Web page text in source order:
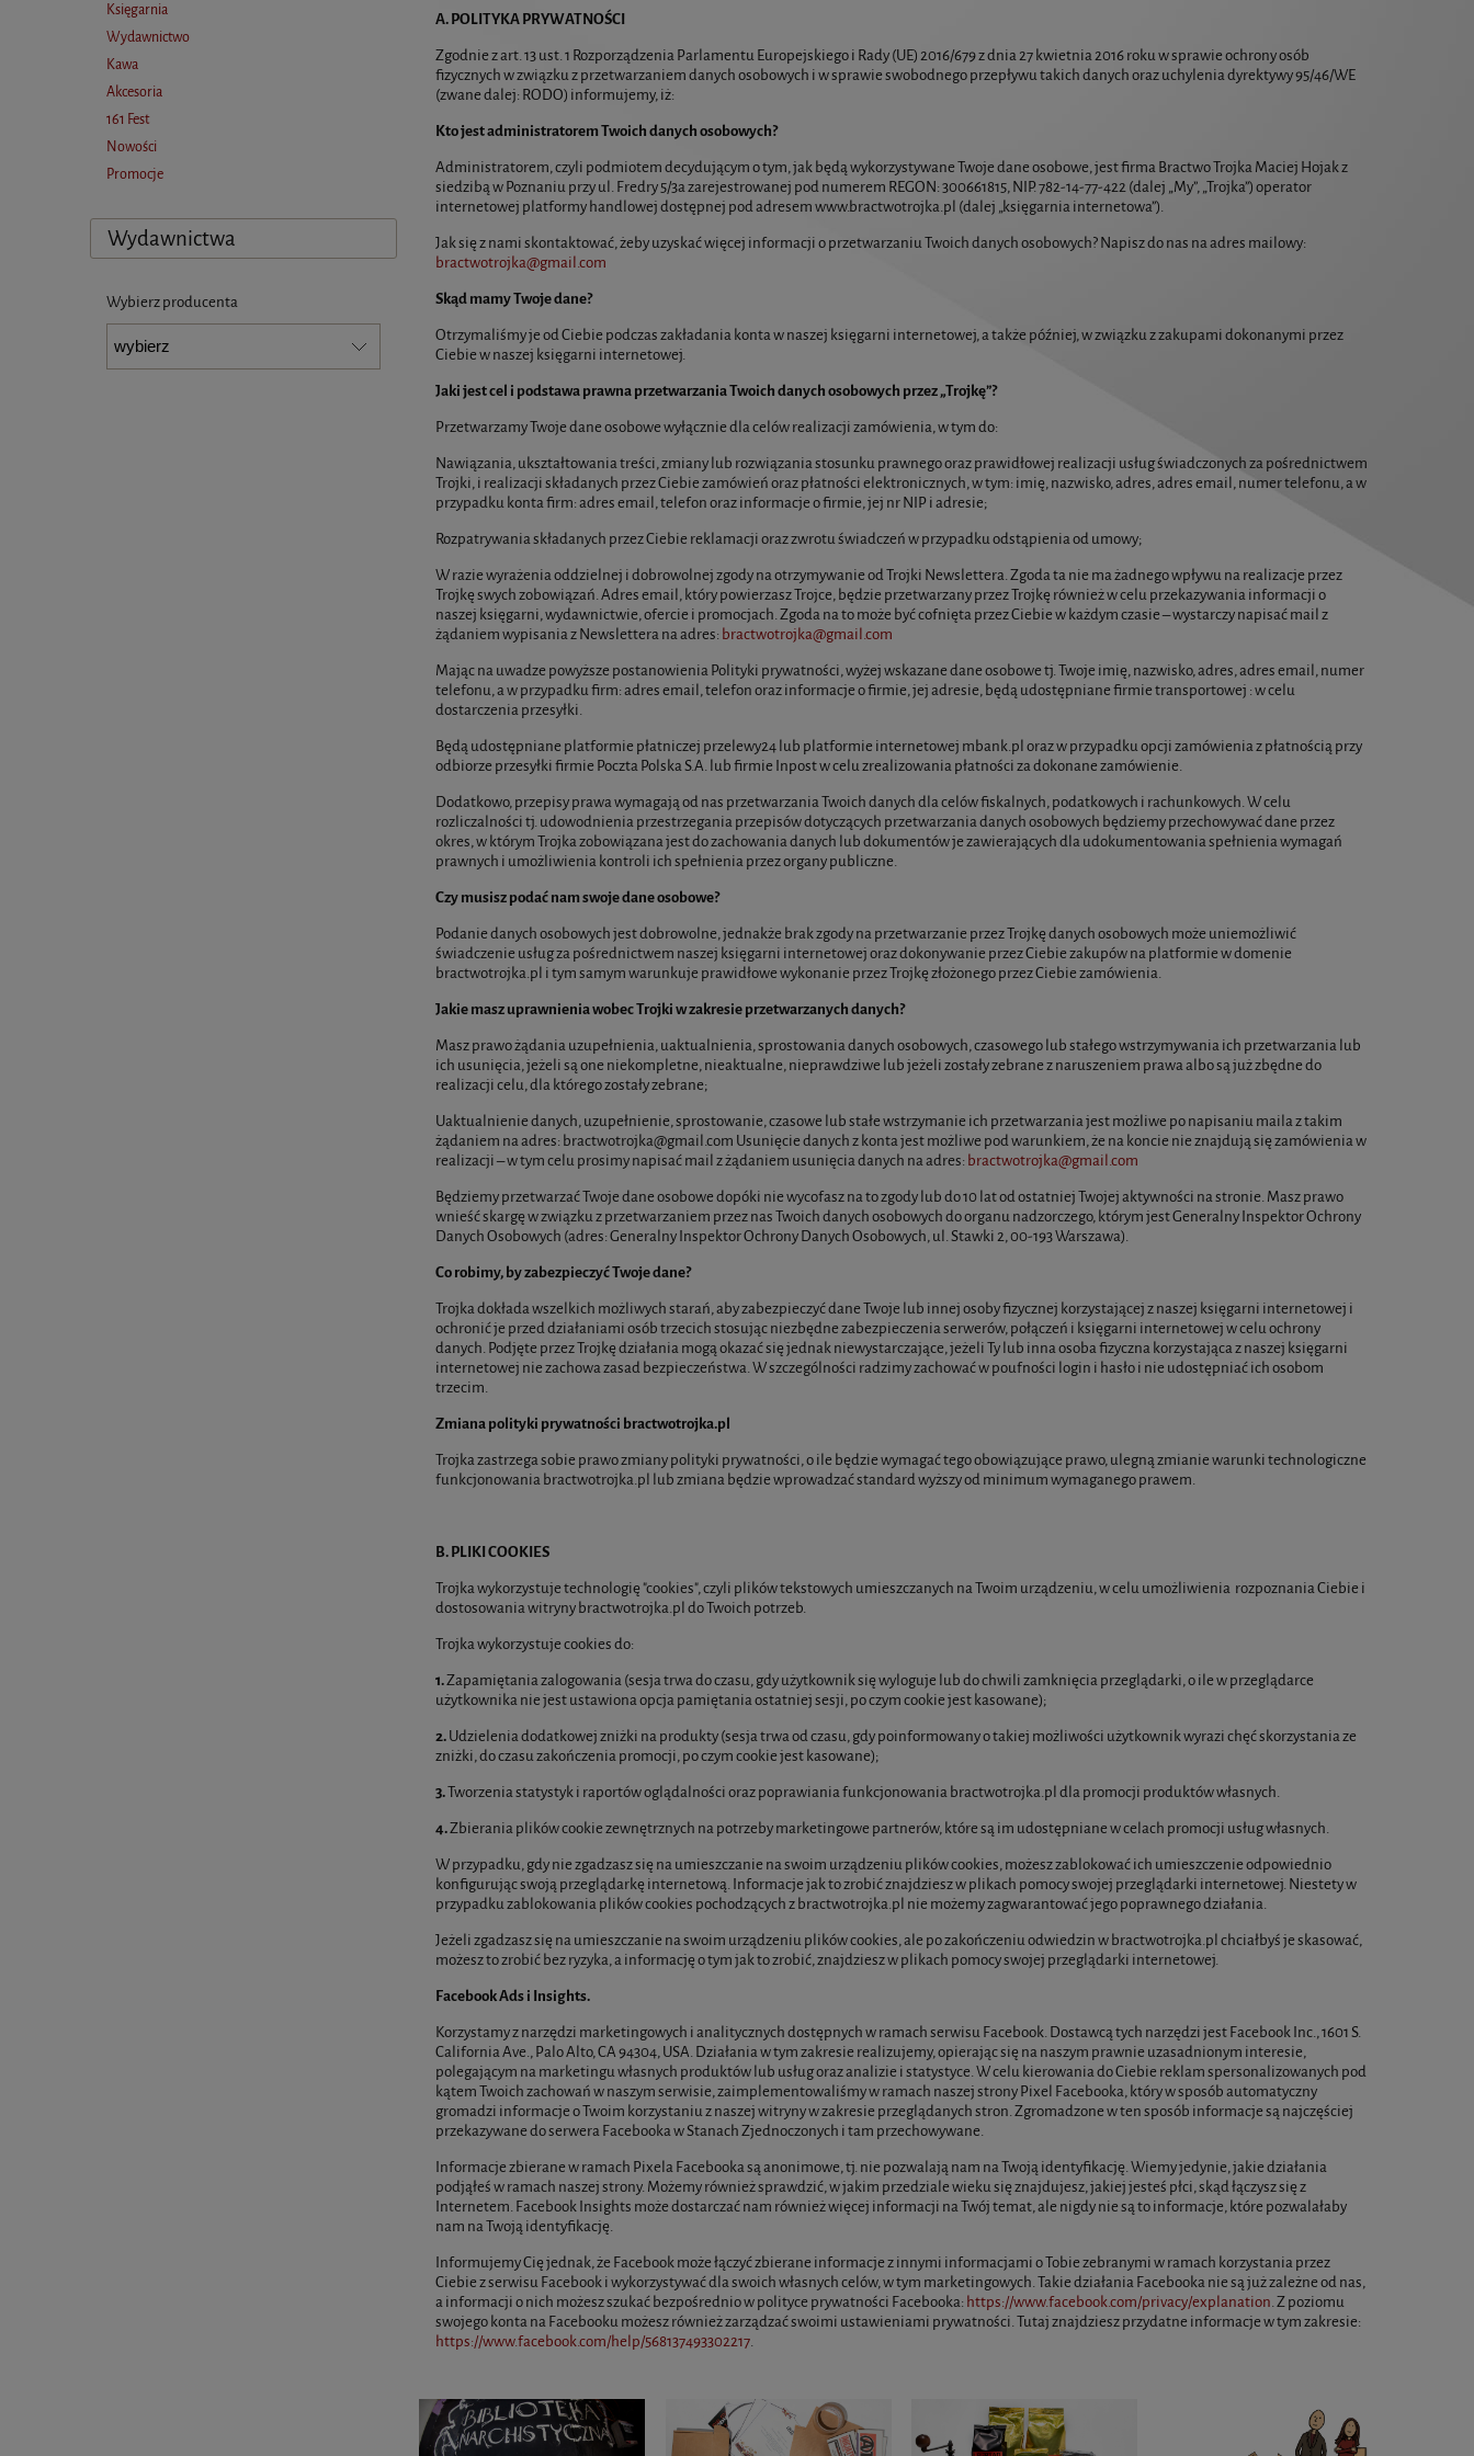
Księgarnia
Wydawnictwo
Kawa
Akcesoria
161 Fest
Nowości
Promocje
Wydawnictwa
Wybierz producenta
A. POLITYKA PRYWATNOŚCI
Zgodnie z art. 13 ust. 1 Rozporządzenia Parlamentu Europejskiego i Rady (UE) 2016/679 z dnia 27 kwietnia 2016 roku w sprawie ochrony osób
fizycznych w związku z przetwarzaniem danych osobowych i w sprawie swobodnego przepływu takich danych oraz uchylenia dyrektywy 95/46/WE
(zwane dalej: RODO) informujemy, iż:
Kto jest administratorem Twoich danych osobowych?
Administratorem, czyli podmiotem decydującym o tym, jak będą wykorzystywane Twoje dane osobowe, jest firma Bractwo Trojka Maciej Hojak z
siedzibą w Poznaniu przy ul. Fredry 5/3a zarejestrowanej pod numerem REGON: 300661815, NIP. 782-14-77-422 (dalej „My”, „Trojka”) operator
internetowej platformy handlowej dostępnej pod adresem www.bractwotrojka.pl (dalej „księgarnia internetowa”).
Jak się z nami skontaktować, żeby uzyskać więcej informacji o przetwarzaniu Twoich danych osobowych? Napisz do nas na adres mailowy:
bractwotrojka@gmail.com
Skąd mamy Twoje dane?
Otrzymaliśmy je od Ciebie podczas zakładania konta w naszej księgarni internetowej, a także później, w związku z zakupami dokonanymi przez
Ciebie w naszej księgarni internetowej.
Jaki jest cel i podstawa prawna przetwarzania Twoich danych osobowych przez „Trojkę”?
Przetwarzamy Twoje dane osobowe wyłącznie dla celów realizacji zamówienia, w tym do:
Nawiązania, ukształtowania treści, zmiany lub rozwiązania stosunku prawnego oraz prawidłowej realizacji usług świadczonych za pośrednictwem
Trojki, i realizacji składanych przez Ciebie zamówień oraz płatności elektronicznych, w tym: imię, nazwisko, adres, adres email, numer telefonu, a w
przypadku konta firm: adres email, telefon oraz informacje o firmie, jej nr NIP i adresie;
Rozpatrywania składanych przez Ciebie reklamacji oraz zwrotu świadczeń w przypadku odstąpienia od umowy;
W razie wyrażenia oddzielnej i dobrowolnej zgody na otrzymywanie od Trojki Newslettera. Zgoda ta nie ma żadnego wpływu na realizacje przez
Trojkę swych zobowiązań. Adres email, który powierzasz Trojce, będzie przetwarzany przez Trojkę również w celu przekazywania informacji o
naszej księgarni, wydawnictwie, ofercie i promocjach. Zgoda na to może być cofnięta przez Ciebie w każdym czasie – wystarczy napisać mail z
żądaniem wypisania z Newslettera na adres: bractwotrojka@gmail.com
Mając na uwadze powyższe postanowienia Polityki prywatności, wyżej wskazane dane osobowe tj. Twoje imię, nazwisko, adres, adres email, numer
telefonu, a w przypadku firm: adres email, telefon oraz informacje o firmie, jej adresie, będą udostępniane firmie transportowej : w celu
dostarczenia przesyłki.
Będą udostępniane platformie płatniczej przelewy24 lub platformie internetowej mbank.pl oraz w przypadku opcji zamówienia z płatnością przy
odbiorze przesyłki firmie Poczta Polska S.A. lub firmie Inpost w celu zrealizowania płatności za dokonane zamówienie.
Dodatkowo, przepisy prawa wymagają od nas przetwarzania Twoich danych dla celów fiskalnych, podatkowych i rachunkowych. W celu
rozliczalności tj. udowodnienia przestrzegania przepisów dotyczących przetwarzania danych osobowych będziemy przechowywać dane przez
okres, w którym Trojka zobowiązana jest do zachowania danych lub dokumentów je zawierających dla udokumentowania spełnienia wymagań
prawnych i umożliwienia kontroli ich spełnienia przez organy publiczne.
Czy musisz podać nam swoje dane osobowe?
Podanie danych osobowych jest dobrowolne, jednakże brak zgody na przetwarzanie przez Trojkę danych osobowych może uniemożliwić
świadczenie usług za pośrednictwem naszej księgarni internetowej oraz dokonywanie przez Ciebie zakupów na platformie w domenie
bractwotrojka.pl i tym samym warunkuje prawidłowe wykonanie przez Trojkę złożonego przez Ciebie zamówienia.
Jakie masz uprawnienia wobec Trojki w zakresie przetwarzanych danych?
Masz prawo żądania uzupełnienia, uaktualnienia, sprostowania danych osobowych, czasowego lub stałego wstrzymywania ich przetwarzania lub
ich usunięcia, jeżeli są one niekompletne, nieaktualne, nieprawdziwe lub jeżeli zostały zebrane z naruszeniem prawa albo są już zbędne do
realizacji celu, dla którego zostały zebrane;
Uaktualnienie danych, uzupełnienie, sprostowanie, czasowe lub stałe wstrzymanie ich przetwarzania jest możliwe po napisaniu maila z takim
żądaniem na adres: bractwotrojka@gmail.com Usunięcie danych z konta jest możliwe pod warunkiem, że na koncie nie znajdują się zamówienia w
realizacji – w tym celu prosimy napisać mail z żądaniem usunięcia danych na adres: bractwotrojka@gmail.com
Będziemy przetwarzać Twoje dane osobowe dopóki nie wycofasz na to zgody lub do 10 lat od ostatniej Twojej aktywności na stronie. Masz prawo
wnieść skargę w związku z przetwarzaniem przez nas Twoich danych osobowych do organu nadzorczego, którym jest Generalny Inspektor Ochrony
Danych Osobowych (adres: Generalny Inspektor Ochrony Danych Osobowych, ul. Stawki 2, 00-193 Warszawa).
Co robimy, by zabezpieczyć Twoje dane?
Trojka dokłada wszelkich możliwych starań, aby zabezpieczyć dane Twoje lub innej osoby fizycznej korzystającej z naszej księgarni internetowej i
ochronić je przed działaniami osób trzecich stosując niezbędne zabezpieczenia serwerów, połączeń i księgarni internetowej w celu ochrony
danych. Podjęte przez Trojkę działania mogą okazać się jednak niewystarczające, jeżeli Ty lub inna osoba fizyczna korzystająca z naszej księgarni
internetowej nie zachowa zasad bezpieczeństwa. W szczególności radzimy zachować w poufności login i hasło i nie udostępniać ich osobom
trzecim.
Zmiana polityki prywatności bractwotrojka.pl
Trojka zastrzega sobie prawo zmiany polityki prywatności, o ile będzie wymagać tego obowiązujące prawo, ulegną zmianie warunki technologiczne
funkcjonowania bractwotrojka.pl lub zmiana będzie wprowadzać standard wyższy od minimum wymaganego prawem.
B. PLIKI COOKIES
Trojka wykorzystuje technologię "cookies", czyli plików tekstowych umieszczanych na Twoim urządzeniu, w celu umożliwienia rozpoznania Ciebie i
dostosowania witryny bractwotrojka.pl do Twoich potrzeb.
Trojka wykorzystuje cookies do:
1.Zapamiętania zalogowania (sesja trwa do czasu, gdy użytkownik się wyloguje lub do chwili zamknięcia przeglądarki, o ile w przeglądarce
użytkownika nie jest ustawiona opcja pamiętania ostatniej sesji, po czym cookie jest kasowane);
2.Udzielenia dodatkowej zniżki na produkty (sesja trwa od czasu, gdy poinformowany o takiej możliwości użytkownik wyrazi chęć skorzystania ze
zniżki, do czasu zakończenia promocji, po czym cookie jest kasowane);
3.Tworzenia statystyk i raportów oglądalności oraz poprawiania funkcjonowania bractwotrojka.pl dla promocji produktów własnych.
4.Zbierania plików cookie zewnętrznych na potrzeby marketingowe partnerów, które są im udostępniane w celach promocji usług własnych.
W przypadku, gdy nie zgadzasz się na umieszczanie na swoim urządzeniu plików cookies, możesz zablokować ich umieszczenie odpowiednio
konfigurując swoją przeglądarkę internetową. Informacje jak to zrobić znajdziesz w plikach pomocy swojej przeglądarki internetowej. Niestety w
przypadku zablokowania plików cookies pochodzących z bractwotrojka.pl nie możemy zagwarantować jego poprawnego działania.
Jeżeli zgadzasz się na umieszczanie na swoim urządzeniu plików cookies, ale po zakończeniu odwiedzin w bractwotrojka.pl chciałbyś je skasować,
możesz to zrobić bez ryzyka, a informację o tym jak to zrobić, znajdziesz w plikach pomocy swojej przeglądarki internetowej.
Facebook Ads i Insights.
Korzystamy z narzędzi marketingowych i analitycznych dostępnych w ramach serwisu Facebook. Dostawcą tych narzędzi jest Facebook Inc., 1601 S.
California Ave., Palo Alto, CA 94304, USA. Działania w tym zakresie realizujemy, opierając się na naszym prawnie uzasadnionym interesie,
polegającym na marketingu własnych produktów lub usług oraz analizie i statystyce. W celu kierowania do Ciebie reklam spersonalizowanych pod
kątem Twoich zachowań w naszym serwisie, zaimplementowaliśmy w ramach naszej strony Pixel Facebooka, który w sposób automatyczny
gromadzi informacje o Twoim korzystaniu z naszej witryny w zakresie przeglądanych stron. Zgromadzone w ten sposób informacje są najczęściej
przekazywane do serwera Facebooka w Stanach Zjednoczonych i tam przechowywane.
Informacje zbierane w ramach Pixela Facebooka są anonimowe, tj. nie pozwalają nam na Twoją identyfikację. Wiemy jedynie, jakie działania
podjąłeś w ramach naszej strony. Możemy również sprawdzić, w jakim przedziale wieku się znajdujesz, jakiej jesteś płci, skąd łączysz się z
Internetem. Facebook Insights może dostarczać nam również więcej informacji na Twój temat, ale nigdy nie są to informacje, które pozwalałaby
nam na Twoją identyfikację.
Informujemy Cię jednak, że Facebook może łączyć zbierane informacje z innymi informacjami o Tobie zebranymi w ramach korzystania przez
Ciebie z serwisu Facebook i wykorzystywać dla swoich własnych celów, w tym marketingowych. Takie działania Facebooka nie są już zależne od nas,
a informacji o nich możesz szukać bezpośrednio w polityce prywatności Facebooka: https://www.facebook.com/privacy/explanation. Z poziomu
swojego konta na Facebooku możesz również zarządzać swoimi ustawieniami prywatności. Tutaj znajdziesz przydatne informacje w tym zakresie:
https://www.facebook.com/help/568137493302217.